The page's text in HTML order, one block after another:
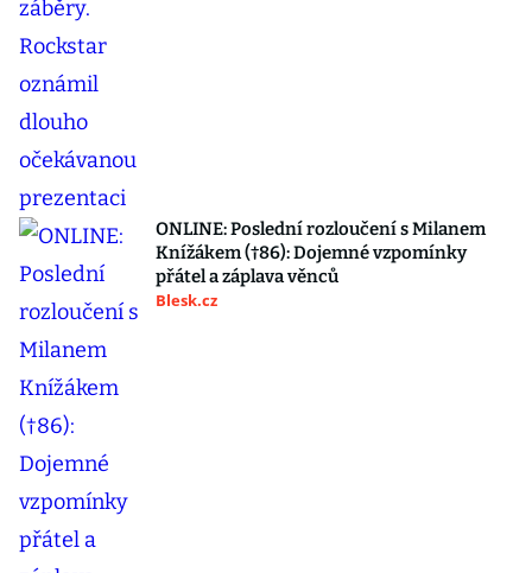
ONLINE: Poslední rozloučení s Milanem
Knížákem (†86): Dojemné vzpomínky
přátel a záplava věnců
Blesk.cz